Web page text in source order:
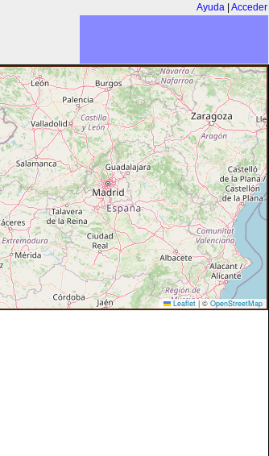
Ayuda Acceder
Leaflet | © OpenStreetMap